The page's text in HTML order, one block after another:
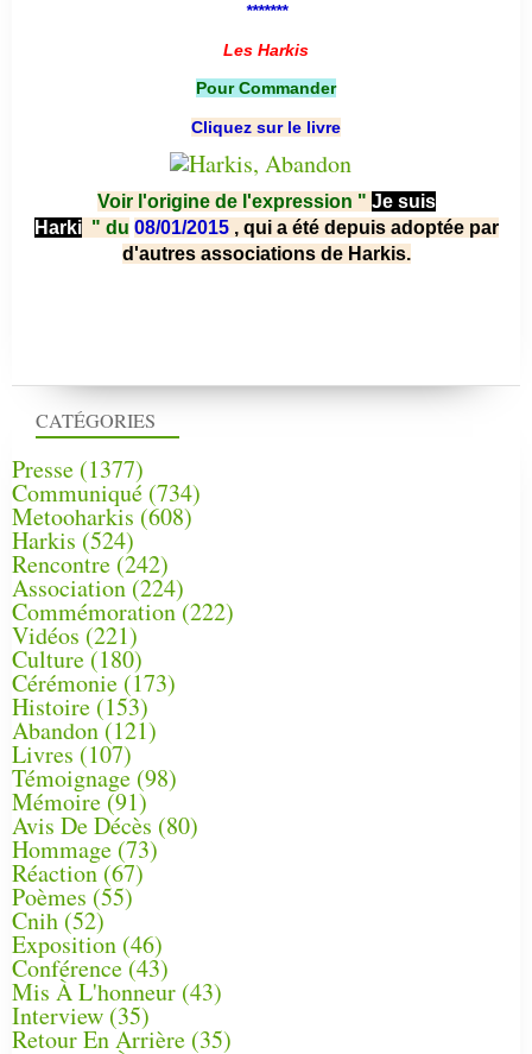
CATÉGORIES
Presse (1377)
Communiqué (734)
Metooharkis (608)
Harkis (524)
Rencontre (242)
Association (224)
Commémoration(222)
Vidéos (221)
Culture(180)
Cérémonie (173)
Histoire (153)
Abandon(121)
Livres (107)
Témoignage (98)
Mémoire (91)
Avis De Décès (80)
Hommage (73)
Réaction(67)
Poèmes (55)
Cnih (52)
Exposition (46)
Conférence(43)
Mis À L'honneur (43)
Interview (35)
Retour En Arrière (35)
*******
Les Harkis
Pour Commander
Cliquez sur le livre
Voir l'origine de l'expression " Je suis
Harki " du 08/01/2015 , qui a été depuis adoptée par
d'autres associations de Harkis.